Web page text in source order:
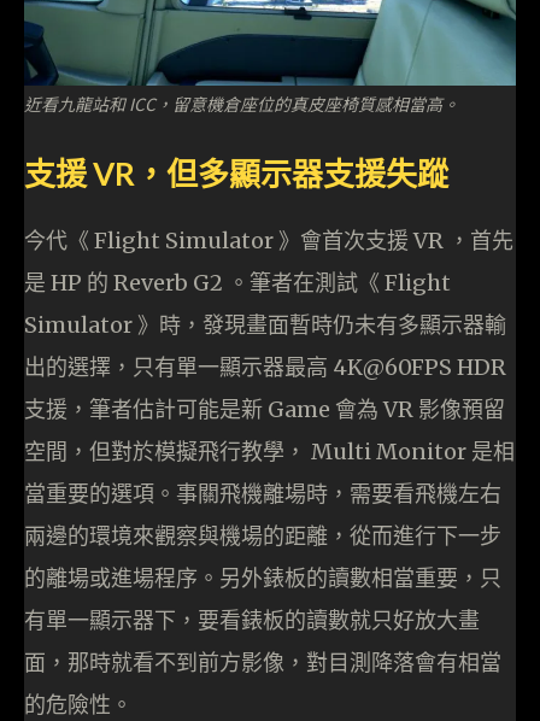
近看九龍站和 ICC，留意機倉座位的真皮座椅質感相當高。
支援 VR，但多顯示器支援失蹤
今代《 Flight Simulator 》會首次支援 VR ，首先
是 HP 的 Reverb G2 。筆者在測試《 Flight
Simulator 》時，發現畫面暫時仍未有多顯示器輸
出的選擇，只有單一顯示器最高 4K@60FPS HDR
支援，筆者估計可能是新 Game 會為 VR 影像預留
空間，但對於模擬飛行教學， Multi Monitor 是相
當重要的選項。事關飛機離場時，需要看飛機左右
兩邊的環境來觀察與機場的距離，從而進行下一步
的離場或進場程序。另外錶板的讀數相當重要，只
有單一顯示器下，要看錶板的讀數就只好放大畫
面，那時就看不到前方影像，對目測降落會有相當
的危險性。